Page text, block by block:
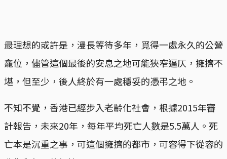
最理想的或許是，漫長等待多年，覓得一處永久的公營
龕位，儘管這個最後的安息之地可能狹窄逼仄，擁擠不
堪，但至少，後人終於有一處穩妥的憑弔之地。
不知不覺，香港已經步入老齡化社會，根據2015年審
計報告，未來20年，每年平均死亡人數是5.5萬人。死
亡本是沉重之事，可這個擁擠的都市，可容得下從容的